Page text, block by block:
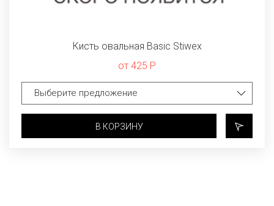
Кисть овальная Basic Stiwex
от 425 Р
В КОРЗИНУ